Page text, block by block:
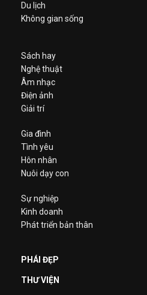
Du lịch
Không gian sống
Sách hay
Nghệ thuật
Âm nhạc
Điện ảnh
Giải trí
Gia đình
Tình yêu
Hôn nhân
Nuôi dạy con
Sự nghiệp
Kinh doanh
Phát triển bản thân
PHÁI ĐẸP
THƯ VIỆN